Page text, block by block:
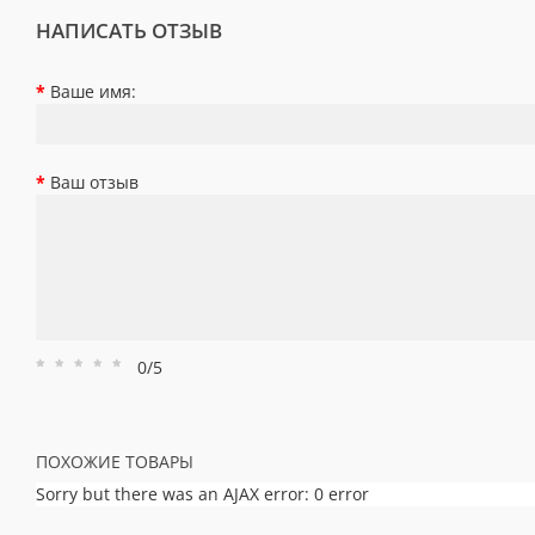
НАПИСАТЬ ОТЗЫВ
Ваше имя:
Ваш отзыв
Рейтинг
Рейтинг
Рейтинг
Рейтинг
Рейтинг
0/5
ПОХОЖИЕ ТОВАРЫ
Sorry but there was an AJAX error: 0 error